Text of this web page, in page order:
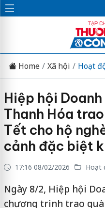
Home Xã hội Hoạt
Hiệp hội
Thanh Hóa
Tết cho hộ
cảnh đặc biệt
17:16 08/02/2026 Hoạt
Ngày 8/2, Hiệp hội
chương trình trao